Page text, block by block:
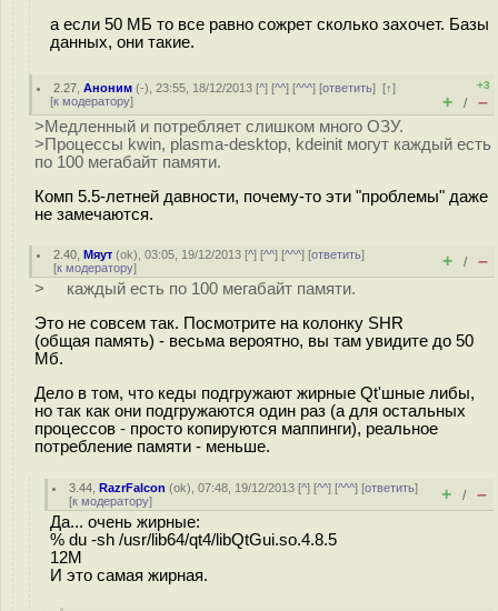
а если 50 МБ то все равно сожрет сколько захочет. Базы
данных, они такие.
2.27 ,Аноним (-), 23:55, 18/12/2013 [^] [^^] [^^^] [ответить][↑]
[к модератору]
+3
+ / –
>Медленный и потребляет слишком много ОЗУ.
>Процессы kwin, plasma-desktop, kdeinit могут каждый есть
по 100 мегабайт памяти.
Комп 5.5-летней давности, почему-то эти "проблемы" даже
не замечаются.
2.40 ,Мяут (ok), 03:05, 19/12/2013 [^] [^^] [^^^] [ответить]
[к модератору] + / –
> каждый есть по 100 мегабайт памяти.
Это не совсем так. Посмотрите на колонку SHR
(общая память) - весьма вероятно, вы там увидите до 50
Мб.
Дело в том, что кеды подгружают жирные Qt'шные либы,
но так как они подгружаются один раз (а для остальных
процессов - просто копируются маппинги), реальное
потребление памяти - меньше.
3.44 ,RazrFalcon (ok), 07:48, 19/12/2013 [^] [^^] [^^^] [ответить]
[к модератору] + / –
Да... очень жирные:
% du -sh /usr/lib64/qt4/libQtGui.so.4.8.5
12M
И это самая жирная.